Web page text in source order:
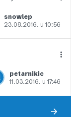
snowlep
23.08.2016. u 10:56
favorite
petarnikic
11.03.2016. u 17:46
favorite